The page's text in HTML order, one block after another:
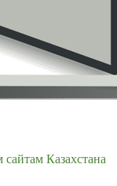
Казахстана